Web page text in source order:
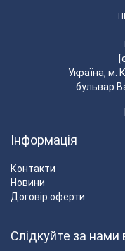
Українa, м.
бульвар
Інформація
Контакти
Новини
Договір оферти
Слідкуйте за